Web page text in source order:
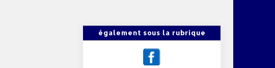
également sous la rubrique